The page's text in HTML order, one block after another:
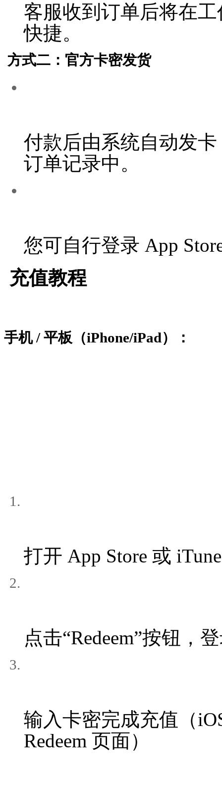
客服收到订单后将在
快捷。
方式二：官方卡密发货
付款后由系统自动发
订单记录中。
您可自行登录 App
充值教程
手机 / 平板（iPhone/iPad）：
打开 App Store 或
点击“Redeem”按钮，
输入卡密完成充值（
Redeem 页面）